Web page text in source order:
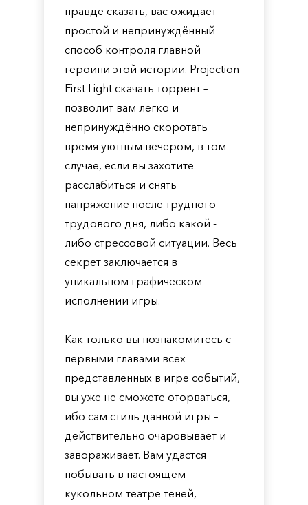
правде сказать, вас ожидает
простой и непринуждённый
способ контроля главной
героини этой истории. Projection
First Light скачать торрент –
позволит вам легко и
непринуждённо скоротать
время уютным вечером, в том
случае, если вы захотите
расслабиться и снять
напряжение после трудного
трудового дня, либо какой -
либо стрессовой ситуации. Весь
секрет заключается в
уникальном графическом
исполнении игры.
Как только вы познакомитесь с
первыми главами всех
представленных в игре событий,
вы уже не сможете оторваться,
ибо сам стиль данной игры –
действительно очаровывает и
завораживает. Вам удастся
побывать в настоящем
кукольном театре теней,